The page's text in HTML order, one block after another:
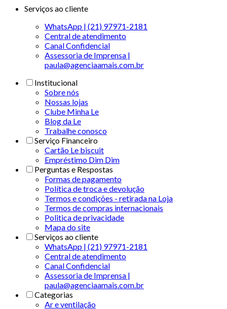
Serviços ao cliente
WhatsApp | (21) 97971-2181
Central de atendimento
Canal Confidencial
Assessoria de Imprensa |
paula@agenciaamais.com.br
Institucional
Sobre nós
Nossas lojas
Clube Minha Le
Blog da Le
Trabalhe conosco
Serviço Financeiro
Cartão Le biscuit
Empréstimo Dim Dim
Perguntas e Respostas
Formas de pagamento
Política de troca e devolução
Termos e condições - retirada na Loja
Termos de compras internacionais
Politica de privacidade
Mapa do site
Serviços ao cliente
WhatsApp | (21) 97971-2181
Central de atendimento
Canal Confidencial
Assessoria de Imprensa |
paula@agenciaamais.com.br
Categorias
Ar e ventilação